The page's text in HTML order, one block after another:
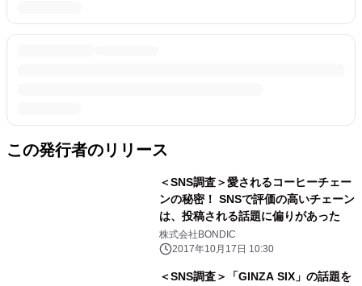
この発行者のリリース
＜SNS調査＞愛されるコーヒーチェー
ンの秘密！ SNSで評価の高いチェーン
は、投稿される話題に偏りがあった
株式会社BONDIC
2017年10月17日 10:30
＜SNS調査＞「GINZA SIX」の話題を